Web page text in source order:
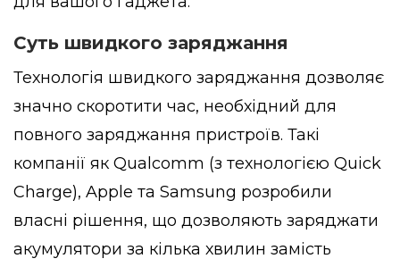
Суть швидкого заряджання
Технологія швидкого заряджання дозволяє
значно скоротити час, необхідний для
повного заряджання пристроїв. Такі
компанії як Qualcomm (з технологією Quick
Charge), Apple та Samsung розробили
власні рішення, що дозволяють заряджати
акумулятори за кілька хвилин замість